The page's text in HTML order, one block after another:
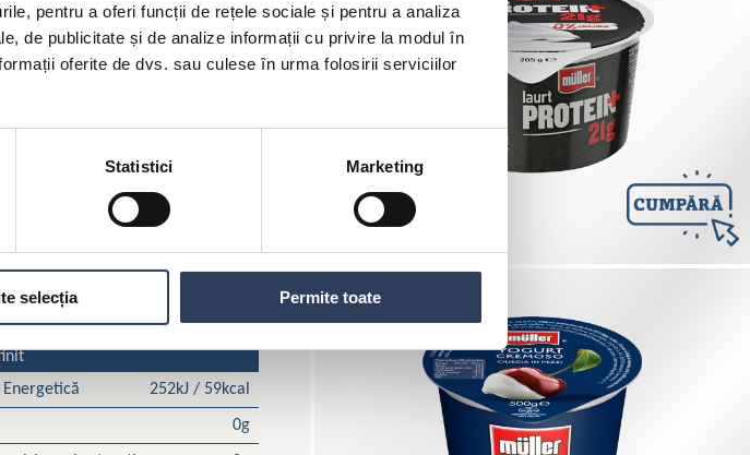
pentru a oferi funcții de rețele sociale și pentru a analiza
de publicitate și de analize informații cu privire la modul în
oferite de dvs. sau culese în urma folosirii serviciilor
Statistici Marketing
selecția Permite toate
252kJ / 59kcal
0g
Cumpără produsul din urmatoarele magazine